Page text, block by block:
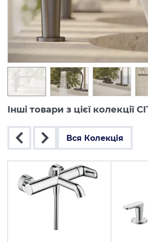
Інші товари з цієї колекції
Вся Колекція